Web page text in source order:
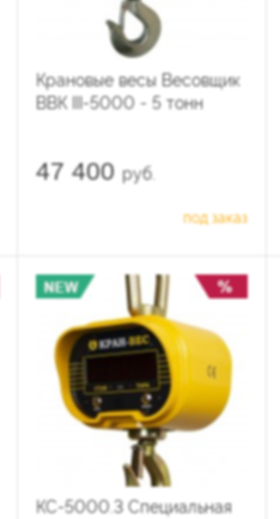
Крановые весы Весовщик
ВВК III-5000 - 5 тонн
47 400 руб.
под заказ
КС-5000.3 Специальная